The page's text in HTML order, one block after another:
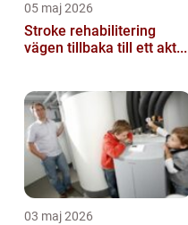
05 maj 2026
Stroke rehabilitering
vägen tillbaka till ett akt...
03 maj 2026